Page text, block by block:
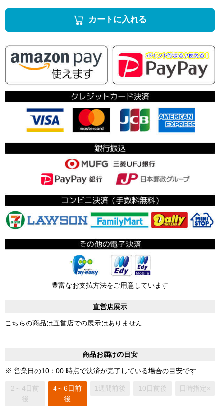
カートに入れる
豊富なお支払方法をご用意しています
直営店展示
こちらの商品は直営店での展示はありません
商品お届けの目安
※ 営業日の10：00 時点で決済が完了している場合の目安です
2～4日前
後
4～6日前
後
1週間前後 10日前後 日時指定×